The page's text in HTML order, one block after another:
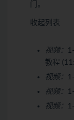
门。
收起列表
视频：
教程
视频：
视频：
视频：